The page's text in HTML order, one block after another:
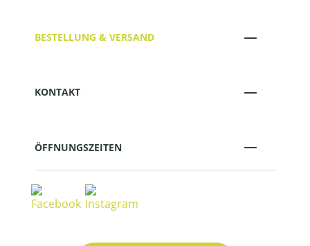
BESTELLUNG & VERSAND
KONTAKT
ÖFFNUNGSZEITEN